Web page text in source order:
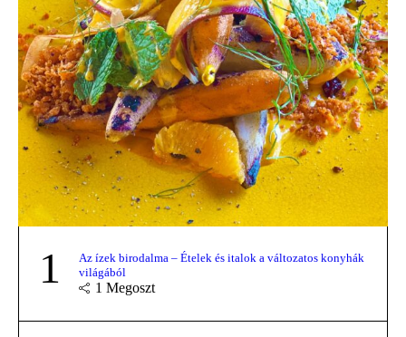
1
Az ízek birodalma – Ételek és italok a változatos konyhák
világából
1 Megoszt